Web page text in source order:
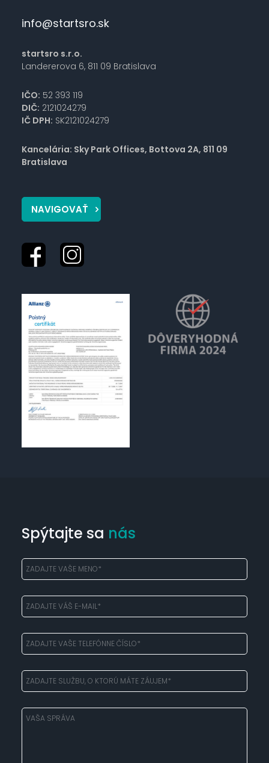
info@startsro.sk
startsro s.r.o.
Landererova 6, 811 09 Bratislava
IČO: 52 393 119
DIČ: 2121024279
IČ DPH: SK2121024279
Kancelária: Sky Park Offices, Bottova 2A, 811 09
Bratislava
NAVIGOVAŤ
Spýtajte sa nás